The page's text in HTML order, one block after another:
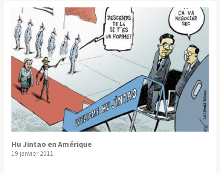
Hu Jintao en Amérique
19 janvier 2011